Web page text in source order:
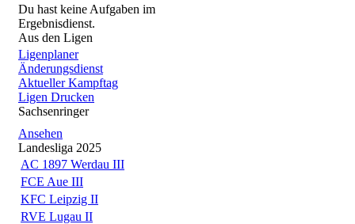
Du hast keine Aufgaben im
Ergebnisdienst.
Aus den Ligen
Ligenplaner
Änderungsdienst
Aktueller Kampftag
Ligen Drucken
Sachsenringer
Ansehen
Landesliga 2025
AC 1897 Werdau III
FCE Aue III
KFC Leipzig II
RVE Lugau II